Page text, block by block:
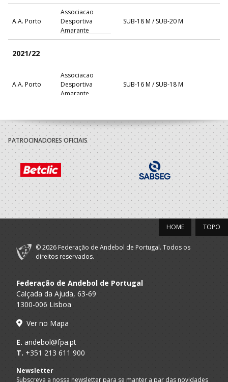
A.A. Porto
Associacao
Desportiva
Amarante
SUB-18 M / SUB-20 M
2021/22
A.A. Porto
Associacao
Desportiva
Amarante
SUB-16 M / SUB-18 M
PATROCINADORES OFICIAIS
TOPO
HOME
© 2026 Federação de Andebol de Portugal. Todos os
direitos reservados.
Federação de Andebol de Portugal
Calçada da Ajuda, 63-69
1300-006 Lisboa
Ver no Mapa
E. andebol@fpa.pt
T. +351 213 611 900
Newsletter
Subscreva a nossa newsletter para se manter a par das novidades